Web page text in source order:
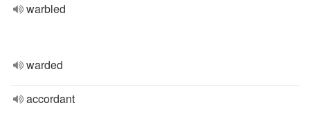
warbled
warded
accordant